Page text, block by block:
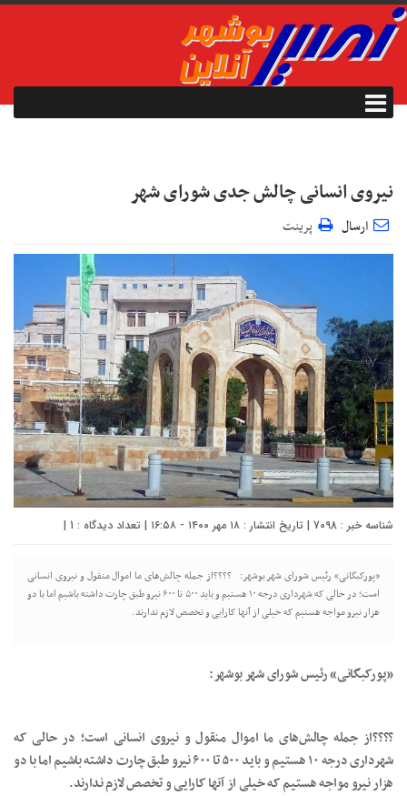
نیروی انسانی چالش‌ جدی شورای شهر
ارسال پرینت
شناسه خبر : 7098 | تاریخ انتشار : ۱۸ مهر ۱۴۰۰ - ۱۶:۵۸ | تعداد دیدگاه : 1
|
«پورکبگانی» رئیس شورای شهر بوشهر: ????از جمله چالش‌های ما اموال منقول و نیروی انسانی
است؛ در حالی که شهرداری درجه ۱۰ هستیم و باید ۵۰۰ تا ۶۰۰ نیرو طبق چارت داشته باشیم اما با دو
هزار نیرو مواجه هستیم که خیلی از آنها کارایی و تخصص لازم ندارند. ‌‌‌‌‌‌‌‌‌‌‌‌‌‎‌‌‌‎‌‌
«پورکبگانی» رئیس شورای شهر بوشهر:
????از جمله چالش‌های ما اموال منقول و نیروی انسانی است؛ در حالی که
شهرداری درجه ۱۰ هستیم و باید ۵۰۰ تا ۶۰۰ نیرو طبق چارت داشته باشیم اما با دو
هزار نیرو مواجه هستیم که خیلی از آنها کارایی و تخصص لازم ندارند.